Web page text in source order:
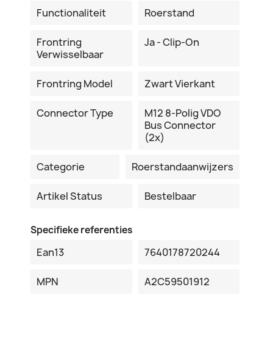
Functionaliteit Roerstand
Frontring
Verwisselbaar
Ja - Clip-On
Frontring Model Zwart Vierkant
Connector Type
M12 8-Polig VDO
Bus Connector
(2x)
Categorie Roerstandaanwijzers
Artikel Status Bestelbaar
Specifieke referenties
Ean13 7640178720244
MPN A2C59501912